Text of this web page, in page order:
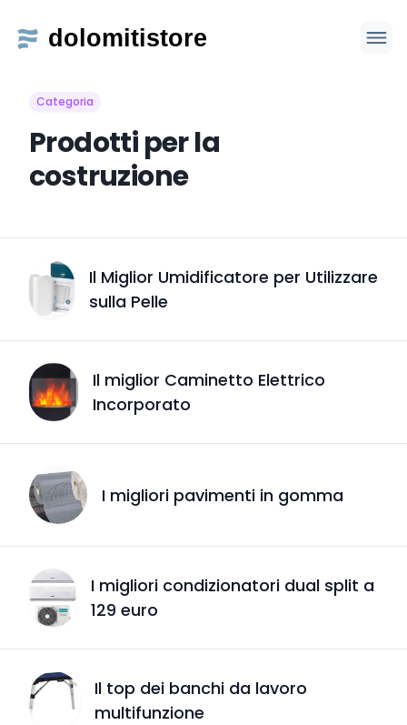
Categoria
Prodotti per la
costruzione
Il Miglior Umidificatore per Utilizzare
sulla Pelle
Il miglior Caminetto Elettrico
Incorporato
I migliori pavimenti in gomma
I migliori condizionatori dual split a
129 euro
Il top dei banchi da lavoro
multifunzione